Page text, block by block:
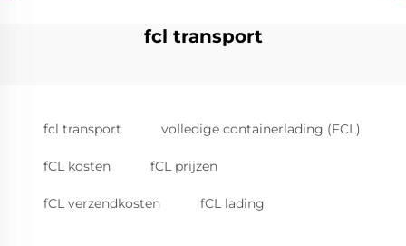
fcl transport
fcl transport volledige containerlading (FCL)
fCL kosten fCL prijzen
fCL verzendkosten fCL lading